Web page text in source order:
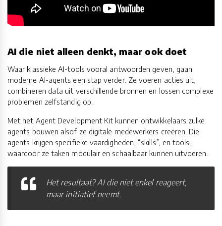
AI die niet alleen denkt, maar ook doet
Waar klassieke AI-tools vooral antwoorden geven, gaan
moderne AI-agents een stap verder. Ze voeren acties uit,
combineren data uit verschillende bronnen en lossen complexe
problemen zelfstandig op.
Met het Agent Development Kit kunnen ontwikkelaars zulke
agents bouwen alsof ze digitale medewerkers creëren. Die
agents krijgen specifieke vaardigheden, “skills”, en tools,
waardoor ze taken modulair en schaalbaar kunnen uitvoeren.
Het resultaat? AI die niet enkel reageert,
maar initiatief neemt.